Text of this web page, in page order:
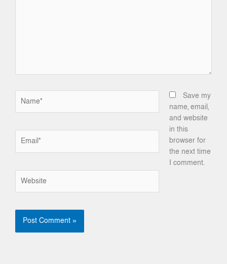
Save my
name, email,
and website
in this
browser for
the next time
I comment.